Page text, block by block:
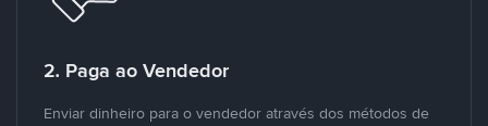
2. Paga ao Vendedor
Enviar dinheiro para o vendedor através dos métodos de